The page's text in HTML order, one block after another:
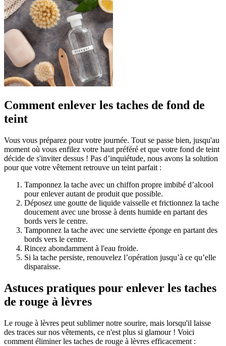
Comment enlever les taches de fond de
teint
Vous vous préparez pour votre journée. Tout se passe bien, jusqu'au
moment où vous enfilez votre haut préféré et que votre fond de teint
décide de s'inviter dessus ! Pas d’inquiétude, nous avons la solution
pour que votre vêtement retrouve un teint parfait :
Tamponnez la tache avec un chiffon propre imbibé d’alcool
pour enlever autant de produit que possible.
Déposez une goutte de liquide vaisselle et frictionnez la tache
doucement avec une brosse à dents humide en partant des
bords vers le centre.
Tamponnez la tache avec une serviette éponge en partant des
bords vers le centre.
Rincez abondamment à l'eau froide.
Si la tache persiste, renouvelez l’opération jusqu’à ce qu’elle
disparaisse.
Astuces pratiques pour enlever les taches
de rouge à lèvres
Le rouge à lèvres peut sublimer notre sourire, mais lorsqu'il laisse
des traces sur nos vêtements, ce n'est plus si glamour ! Voici
comment éliminer les taches de rouge à lèvres efficacement :